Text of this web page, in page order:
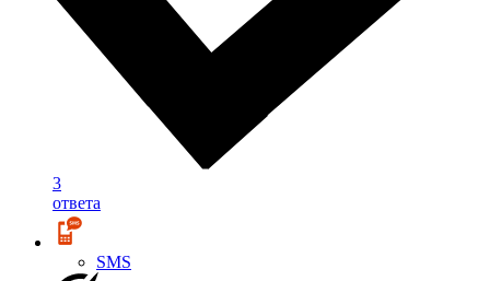
3
ответа
SMS